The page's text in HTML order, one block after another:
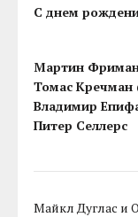
С днем
Мартин
Томас Кречман
Владимир
Питер Селлерс
Майкл Дуглас и